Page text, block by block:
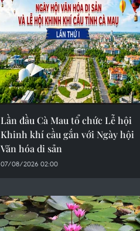
Lần đầu Cà Mau tổ chức Lễ hội
Khinh khí cầu gắn với Ngày hội
Văn hóa di sản
07/08/2026 02:00